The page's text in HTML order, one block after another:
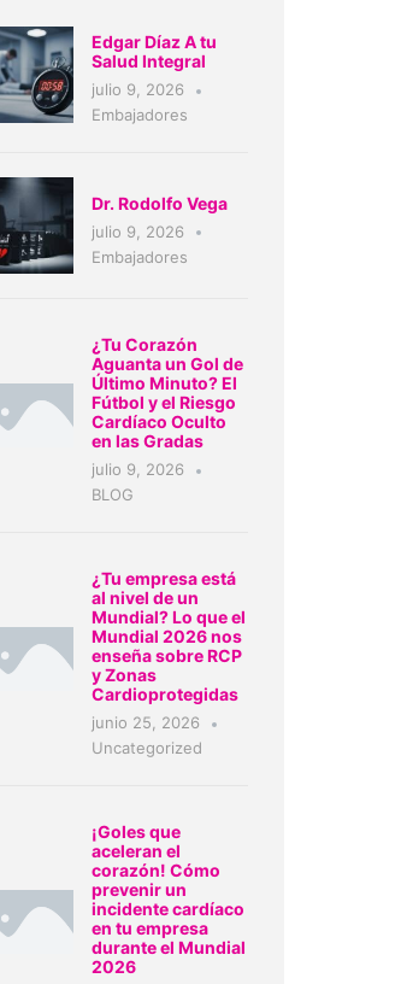
Edgar Díaz A tu
Salud Integral
julio 9, 2026
Embajadores
Dr. Rodolfo Vega
julio 9, 2026
Embajadores
¿Tu Corazón
Aguanta un Gol de
Último Minuto? El
Fútbol y el Riesgo
Cardíaco Oculto
en las Gradas
julio 9, 2026
BLOG
¿Tu empresa está
al nivel de un
Mundial? Lo que el
Mundial 2026 nos
enseña sobre RCP
y Zonas
Cardioprotegidas
junio 25, 2026
Uncategorized
¡Goles que
aceleran el
corazón! Cómo
prevenir un
incidente cardíaco
en tu empresa
durante el Mundial
2026